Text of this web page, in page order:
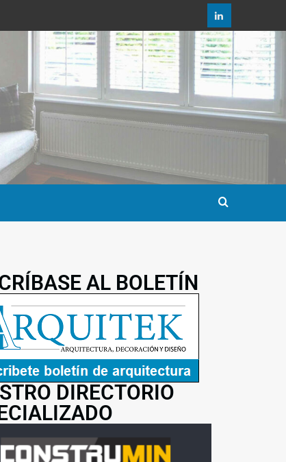
AL BOLETÍN
DIRECTORIO